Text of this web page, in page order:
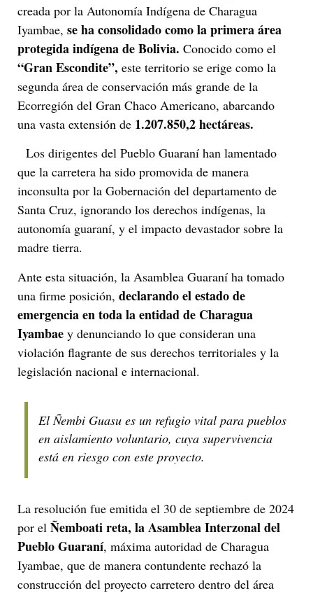
creada por la Autonomía Indígena de Charagua
Iyambae, se ha consolidado como la primera área
protegida indígena de Bolivia. Conocido como el
“Gran Escondite”, este territorio se erige como la
segunda área de conservación más grande de la
Ecorregión del Gran Chaco Americano, abarcando
una vasta extensión de 1.207.850,2 hectáreas.
Los dirigentes del Pueblo Guaraní han lamentado
que la carretera ha sido promovida de manera
inconsulta por la Gobernación del departamento de
Santa Cruz, ignorando los derechos indígenas, la
autonomía guaraní, y el impacto devastador sobre la
madre tierra.
Ante esta situación, la Asamblea Guaraní ha tomado
una firme posición, declarando el estado de
emergencia en toda la entidad de Charagua
Iyambae y denunciando lo que consideran una
violación flagrante de sus derechos territoriales y la
legislación nacional e internacional.
El Ñembi Guasu es un refugio vital para pueblos
en aislamiento voluntario, cuya supervivencia
está en riesgo con este proyecto.
La resolución fue emitida el 30 de septiembre de 2024
por el Ñemboati reta, la Asamblea Interzonal del
Pueblo Guaraní, máxima autoridad de Charagua
Iyambae, que de manera contundente rechazó la
construcción del proyecto carretero dentro del área